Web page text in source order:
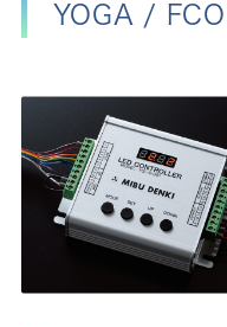
YOGA /